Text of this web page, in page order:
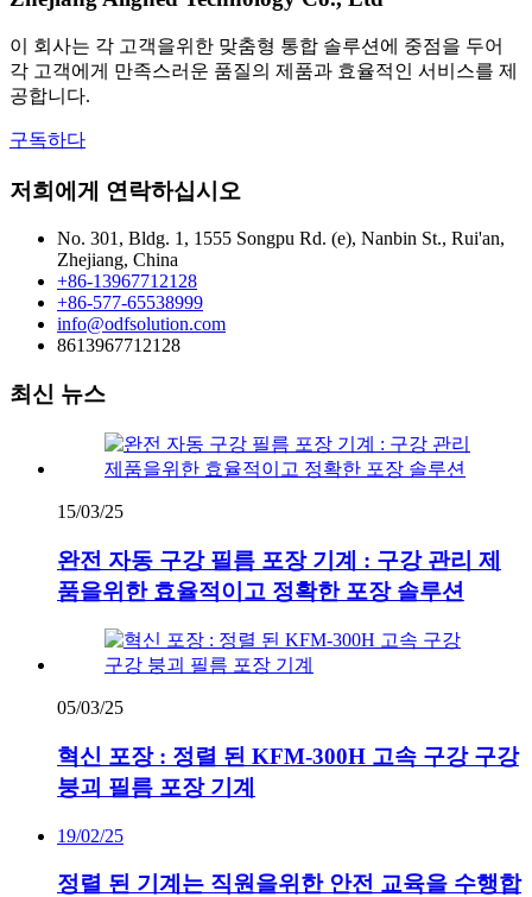
이 회사는 각 고객을위한 맞춤형 통합 솔루션에 중점을 두어
각 고객에게 만족스러운 품질의 제품과 효율적인 서비스를 제
공합니다.
구독하다
저희에게 연락하십시오
No. 301, Bldg. 1, 1555 Songpu Rd. (e), Nanbin St., Rui'an,
Zhejiang, China
+86-13967712128
+86-577-65538999
info@odfsolution.com
8613967712128
최신 뉴스
15/03/25
완전 자동 구강 필름 포장 기계 : 구강 관리 제
품을위한 효율적이고 정확한 포장 솔루션
05/03/25
혁신 포장 : 정렬 된 KFM-300H 고속 구강 구강
붕괴 필름 포장 기계
19/02/25
정렬 된 기계는 직원을위한 안전 교육을 수행합